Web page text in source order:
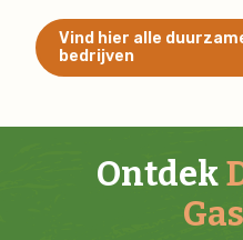
Vind hier alle
bedrijven
Ontdek